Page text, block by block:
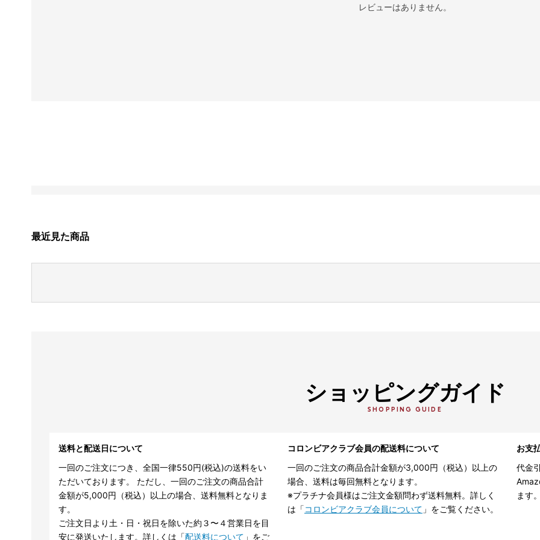
レビューはありません。
最近見た商品
ショッピングガイド
SHOPPING GUIDE
送料と配送日について
一回のご注文につき、全国一律550円(税込)の送料をい
ただいております。 ただし、一回のご注文の商品合計
金額が5,000円（税込）以上の場合、送料無料となりま
す。
ご注文日より土・日・祝日を除いた約３〜４営業日を目
安に発送いたします。詳しくは「配送料について 」をご
コロンビアクラブ会員の配送料について
一回のご注文の商品合計金額が3,000円（税込）以上の
場合、送料は毎回無料となります。
※プラチナ会員様はご注文金額問わず送料無料。詳しく
は「コロンビアクラブ会員について 」をご覧ください。
お支
代金
ます。